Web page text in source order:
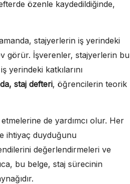
özenle kaydedildiğinde,
stajyerlerin iş yerindeki
görür. İşverenler, stajyerlerin bu
yerindeki katkılarını
staj defteri, öğrencilerin teorik
de yardımcı olur. Her
ihtiyaç duyduğunu
değerlendirmeleri ve
bu belge, staj sürecinin